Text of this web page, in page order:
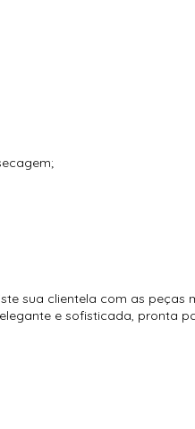
sua clientela com as
e sofisticada, pronta